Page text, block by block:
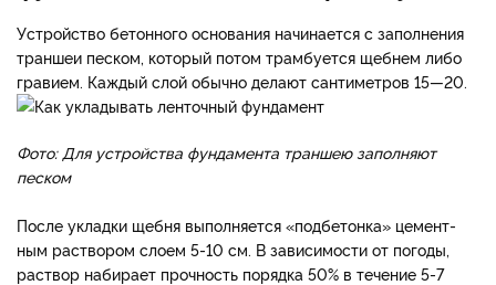
Устройство бе­тонного основания начина­ется с заполнения
траншеи песком, который потом трам­буется щебнем либо
гравием. Каждый слой обычно делают сантиметров 15—20.
Фото: Для устройства фундамента траншею заполняют
песком
После укладки щебня выпол­няется «подбетонка» цемент­
ным раствором слоем 5-10 см. В зависимости от погоды,
рас­твор набирает прочность по­рядка 50% в течение 5-7